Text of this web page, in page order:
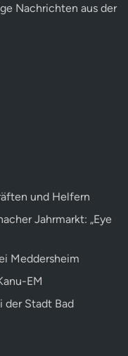
Nachrichten aus der
und Helfern
Jahrmarkt: „Eye
Meddersheim
EM
der Stadt Bad